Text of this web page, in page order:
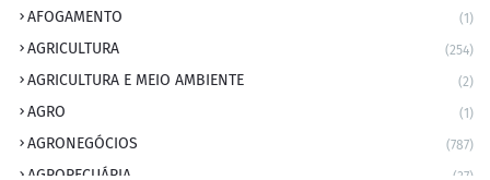
AFOGAMENTO (1)
AGRICULTURA (254)
AGRICULTURA E MEIO AMBIENTE (2)
AGRO (1)
AGRONEGÓCIOS (787)
AGROPECUÁRIA